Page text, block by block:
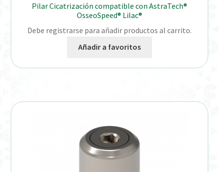
Pilar Cicatrización compatible con AstraTech®
OsseoSpeed® Lilac®
Debe registrarse para añadir productos al carrito.
Añadir a favoritos